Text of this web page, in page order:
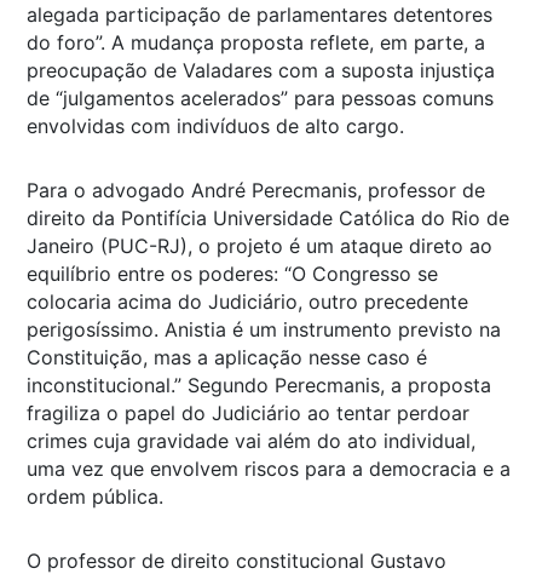
alegada participação de parlamentares detentores
do foro”. A mudança proposta reflete, em parte, a
preocupação de Valadares com a suposta injustiça
de “julgamentos acelerados” para pessoas comuns
envolvidas com indivíduos de alto cargo.
Para o advogado André Perecmanis, professor de
direito da Pontifícia Universidade Católica do Rio de
Janeiro (PUC-RJ), o projeto é um ataque direto ao
equilíbrio entre os poderes: “O Congresso se
colocaria acima do Judiciário, outro precedente
perigosíssimo. Anistia é um instrumento previsto na
Constituição, mas a aplicação nesse caso é
inconstitucional.” Segundo Perecmanis, a proposta
fragiliza o papel do Judiciário ao tentar perdoar
crimes cuja gravidade vai além do ato individual,
uma vez que envolvem riscos para a democracia e a
ordem pública.
O professor de direito constitucional Gustavo